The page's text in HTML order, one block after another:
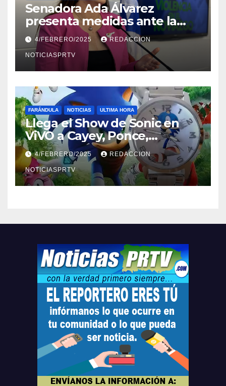
Senadora Ada Álvarez
presenta medidas ante la
violencia en el noviazgo
4/FEBRERO/2025 REDACCION
NOTICIASPRTV
FARÁNDULA NOTICIAS ULTIMA HORA
Llega el Show de Sonic en
ViVO a Cayey, Ponce,
Barceloneta y Humacao,
Relojes gratis para el que
compre ahora….
4/FEBRERO/2025 REDACCION
NOTICIASPRTV